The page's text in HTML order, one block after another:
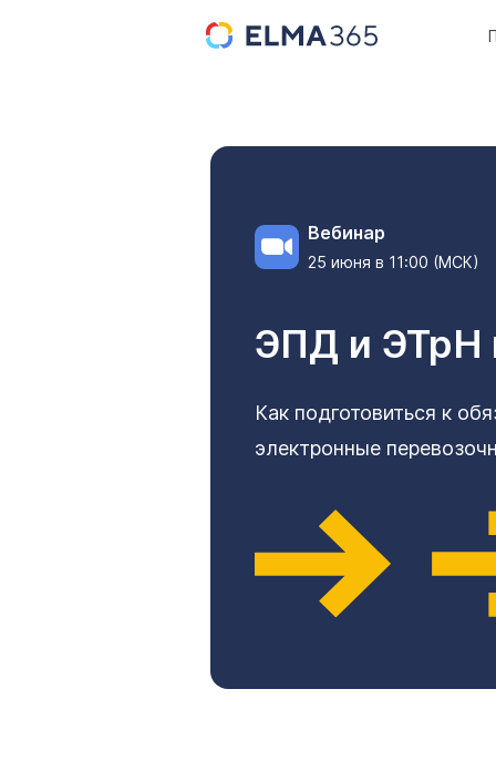
Вебинар
25 июня в 11:00 (МСК)
ЭПД и ЭТрН
Как подготовиться к
электронные